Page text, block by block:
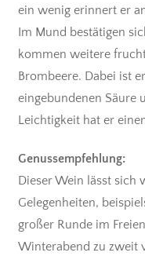
ein wenig erinnert er
Im Mund bestätigen
kommen weitere
Brombeere. Dabei ist
eingebundenen Säure
Leichtigkeit hat er
Genussempfehlung:
Dieser Wein lässt sich
Gelegenheiten,
großer Runde im
Winterabend zu zweit